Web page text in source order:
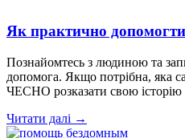
Як практично
Познайомтесь з людиною та
допомога. Якщо потрібна, яка
ЧЕСНО розказати свою
Читати далі →